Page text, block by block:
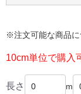
※注文可能な商品に
10cm単位で購入
長さ m